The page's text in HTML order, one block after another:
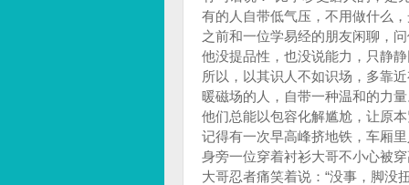
有的人自带低气压，不用做什么
之前和一位学易经的朋友闲聊，
他没提品性，也没说能力，只静
所以，以其识人不如识场，多靠
暖磁场的人，自带一种温和的力
他们总能以包容化解尴尬，让原
记得有一次早高峰挤地铁，车厢
身旁一位穿着衬衫大哥不小心被
大哥忍者痛笑着说：“没事，脚没